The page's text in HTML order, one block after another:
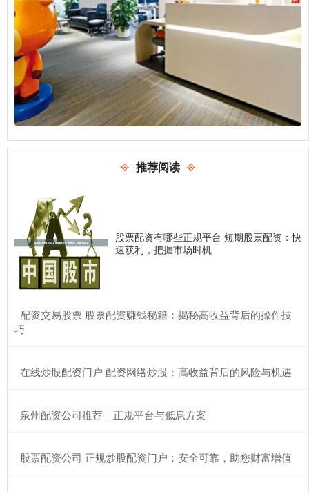
推荐阅读
股票配资有哪些正规平台 短期股票配资：快
速获利，把握市场时机
​配资交易股票 股票配资赚钱秘籍：揭秘高收益背后的操作技
巧
​在线炒股配资门户 配资网络炒股：高收益背后的风险与机遇
​泉州配资公司推荐｜正规平台与低息方案
​股票配资公司 正规炒股配资门户：安全可靠，助您财富增值